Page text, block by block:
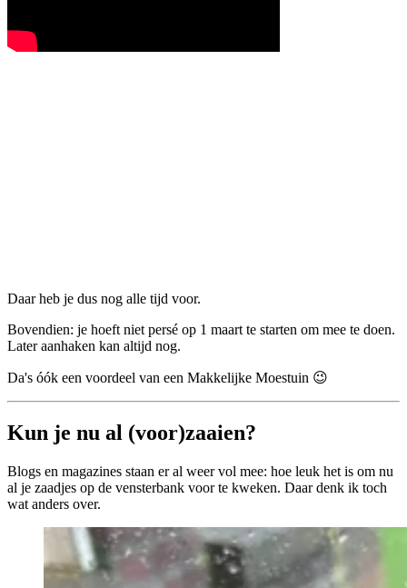
Daar heb je dus nog alle tijd voor.
Bovendien: je hoeft niet persé op 1 maart te starten om mee te doen.
Later aanhaken kan altijd nog.
Da's óók een voordeel van een Makkelijke Moestuin 😉
Kun je nu al (voor)zaaien?
Blogs en magazines staan er al weer vol mee: hoe leuk het is om nu
al je zaadjes op de vensterbank voor te kweken. Daar denk ik toch
wat anders over.